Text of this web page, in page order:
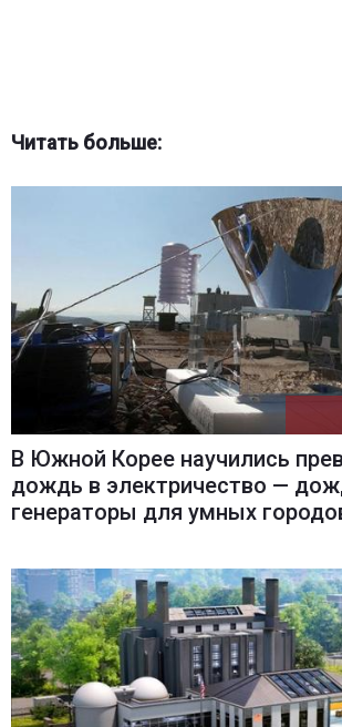
Читать больше:
В Южной Корее научились
дождь в электричество —
генераторы для умных